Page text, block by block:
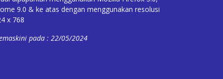
9.0 & ke atas dengan menggunakan resolusi
x 768
pada : 22/05/2024